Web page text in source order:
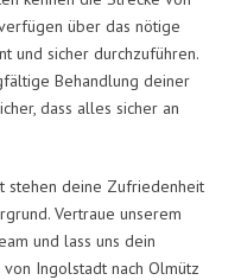
über das nötige
und sicher durchzuführen.
Behandlung deiner
dass alles sicher an
stehen deine Zufriedenheit
Vertraue unserem
und lass uns dein
Ingolstadt nach Olmütz